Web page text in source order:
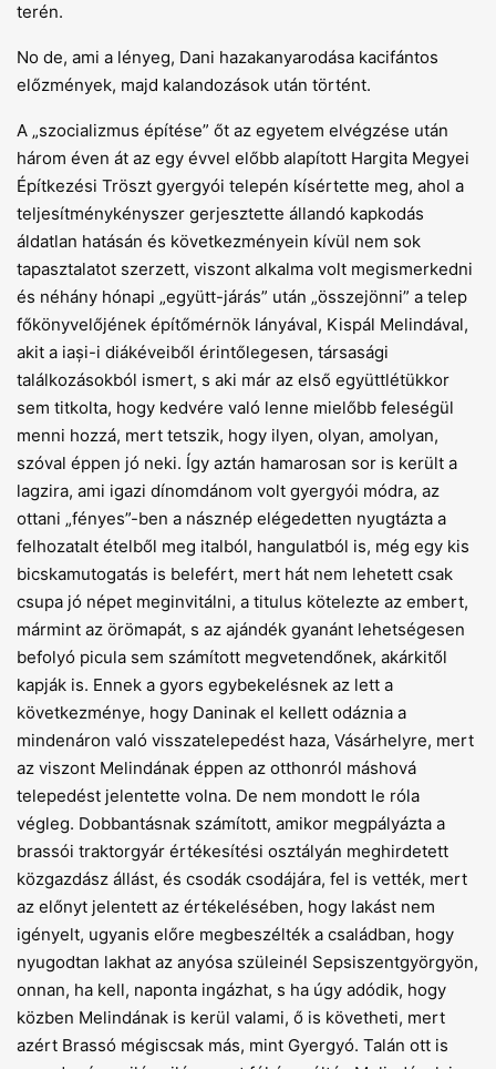
terén.
No de, ami a lényeg, Dani hazakanyarodása kacifántos
előzmények, majd kalandozások után történt.
A „szocializmus építése” őt az egyetem elvégzése után
három éven át az egy évvel előbb alapított Hargita Megyei
Építkezési Tröszt gyergyói telepén kísértette meg, ahol a
teljesítménykényszer gerjesztette állandó kapkodás
áldatlan hatásán és következményein kívül nem sok
tapasztalatot szerzett, viszont alkalma volt megismerkedni
és néhány hónapi „együtt-járás” után „összejönni” a telep
főkönyvelőjének építőmérnök lányával, Kispál Melindával,
akit a iași-i diákéveiből érintőlegesen, társasági
találkozásokból ismert, s aki már az első együttlétükkor
sem titkolta, hogy kedvére való lenne mielőbb feleségül
menni hozzá, mert tetszik, hogy ilyen, olyan, amolyan,
szóval éppen jó neki. Így aztán hamarosan sor is került a
lagzira, ami igazi dínomdánom volt gyergyói módra, az
ottani „fényes”-ben a násznép elégedetten nyugtázta a
felhozatalt ételből meg italból, hangulatból is, még egy kis
bicskamutogatás is belefért, mert hát nem lehetett csak
csupa jó népet meginvitálni, a titulus kötelezte az embert,
mármint az örömapát, s az ajándék gyanánt lehetségesen
befolyó picula sem számított megvetendőnek, akárkitől
kapják is. Ennek a gyors egybekelésnek az lett a
következménye, hogy Daninak el kellett odáznia a
mindenáron való visszatelepedést haza, Vásárhelyre, mert
az viszont Melindának éppen az otthonról máshová
telepedést jelentette volna. De nem mondott le róla
végleg. Dobbantásnak számított, amikor megpályázta a
brassói traktorgyár értékesítési osztályán meghirdetett
közgazdász állást, és csodák csodájára, fel is vették, mert
az előnyt jelentett az értékelésében, hogy lakást nem
igényelt, ugyanis előre megbeszélték a családban, hogy
nyugodtan lakhat az anyósa szüleinél Sepsiszentgyörgyön,
onnan, ha kell, naponta ingázhat, s ha úgy adódik, hogy
közben Melindának is kerül valami, ő is követheti, mert
azért Brassó mégiscsak más, mint Gyergyó. Talán ott is